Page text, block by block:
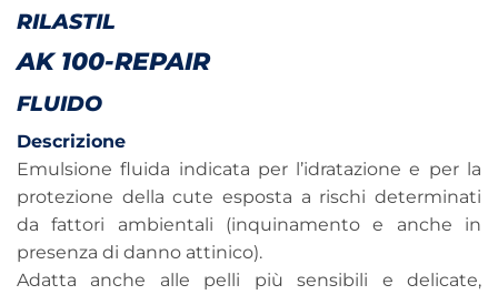
RILASTIL
AK 100-REPAIR
FLUIDO
Descrizione
Emulsione fluida indicata per l’idratazione e per la
protezione della cute esposta a rischi determinati
da fattori ambientali (inquinamento e anche in
presenza di danno attinico).
Adatta anche alle pelli più sensibili e delicate,